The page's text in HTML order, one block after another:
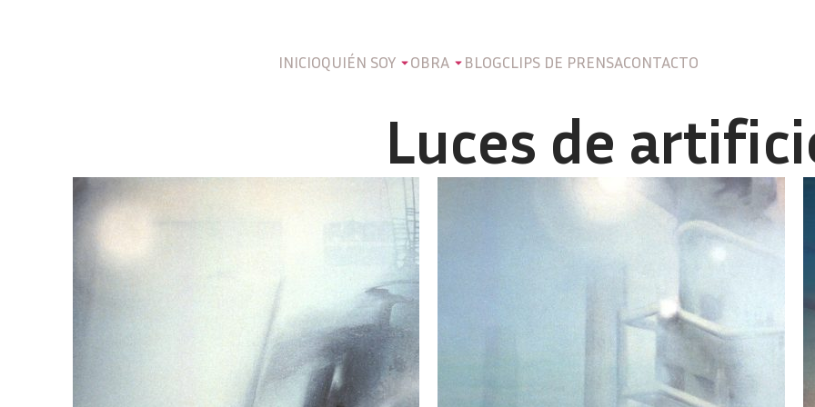
INICIOQUIÉN SOY OBRA BLOGCLIPS DE PRENSACONTACTO
Luces de